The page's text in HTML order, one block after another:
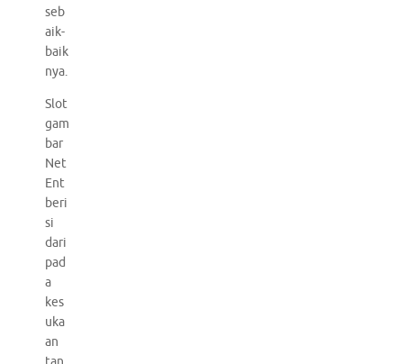
seb
aik-
baik
nya.
Slot
gam
bar
Net
Ent
beri
si
dari
pad
a
kes
uka
an